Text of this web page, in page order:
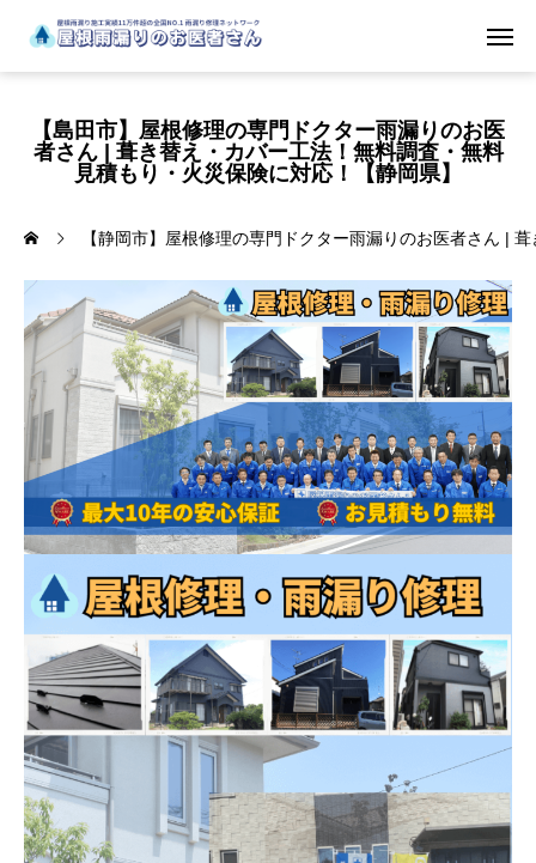
【島田市】屋根修理の専門ドクター雨漏りのお医
者さん | 葺き替え・カバー工法！無料調査・無料
見積もり・火災保険に対応！【静岡県】
【静岡市】屋根修理の専門ドクター雨漏りのお医者さん |